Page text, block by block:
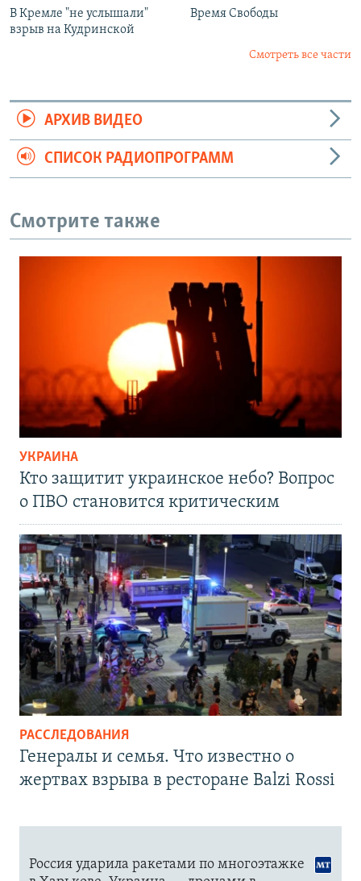
В Кремле "не услышали"
взрыв на Кудринской
Время Свободы
Смотреть все части
АРХИВ ВИДЕО
СПИСОК РАДИОПРОГРАММ
Смотрите также
УКРАИНА
Кто защитит украинское небо? Вопрос
о ПВО становится критическим
РАССЛЕДОВАНИЯ
Генералы и семья. Что известно о
жертвах взрыва в ресторане Balzi Rossi